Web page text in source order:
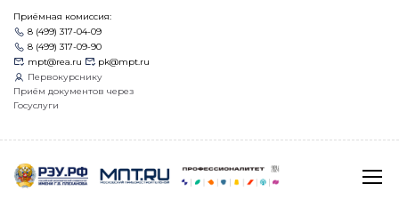
Приёмная комиссия:
8 (499) 317-04-09
8 (499) 317-09-90
mpt@rea.ru
pk@mpt.ru
Первокурснику
Приём документов через
Госуслуги